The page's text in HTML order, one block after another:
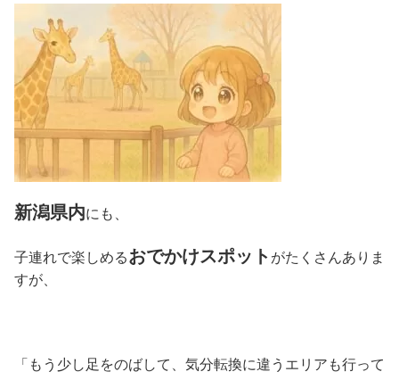
新潟県内にも、
子連れで楽しめるおでかけスポット がたくさんありま
すが、
「もう少し足をのばして、気分転換に違うエリアも行って